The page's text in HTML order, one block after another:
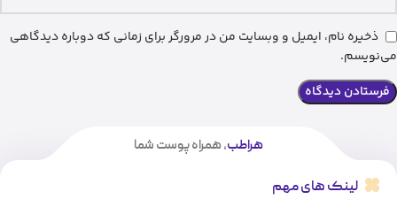
ذخیره نام، ایمیل و وبسایت من در مرورگر برای زمانی که دوباره دیدگاهی
می‌نویسم.
هراطب، همراه پوست شما
لینک های مهم